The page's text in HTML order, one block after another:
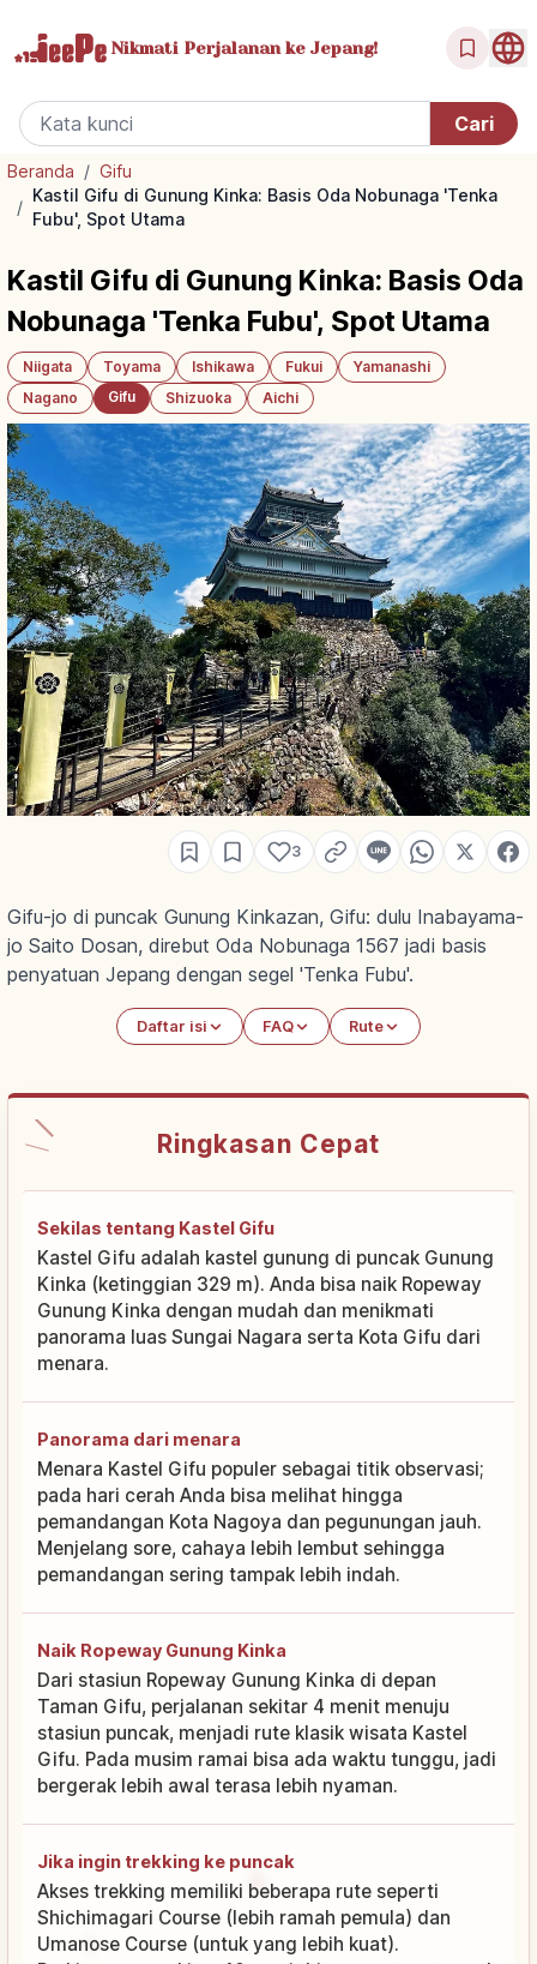
Nikmati Perjalanan ke Jepang!
Beranda / Gifu
/
Kastil Gifu di Gunung Kinka: Basis Oda Nobunaga 'Tenka
Fubu', Spot Utama
Kastil Gifu di Gunung Kinka: Basis Oda
Nobunaga 'Tenka Fubu', Spot Utama
Niigata Toyama Ishikawa Fukui
Yamanashi
Nagano
Gifu Shizuoka Aichi
3
Gifu-jo di puncak Gunung Kinkazan, Gifu: dulu Inabayama-
jo Saito Dosan, direbut Oda Nobunaga 1567 jadi basis
penyatuan Jepang dengan segel 'Tenka Fubu'.
Daftar isi FAQ Rute
Ringkasan Cepat
Sekilas tentang Kastel Gifu
Kastel Gifu adalah kastel gunung di puncak Gunung
Kinka (ketinggian 329 m). Anda bisa naik Ropeway
Gunung Kinka dengan mudah dan menikmati
panorama luas Sungai Nagara serta Kota Gifu dari
menara.
Panorama dari menara
Menara Kastel Gifu populer sebagai titik observasi;
pada hari cerah Anda bisa melihat hingga
pemandangan Kota Nagoya dan pegunungan jauh.
Menjelang sore, cahaya lebih lembut sehingga
pemandangan sering tampak lebih indah.
Naik Ropeway Gunung Kinka
Dari stasiun Ropeway Gunung Kinka di depan
Taman Gifu, perjalanan sekitar 4 menit menuju
stasiun puncak, menjadi rute klasik wisata Kastel
Gifu. Pada musim ramai bisa ada waktu tunggu, jadi
bergerak lebih awal terasa lebih nyaman.
Jika ingin trekking ke puncak
Akses trekking memiliki beberapa rute seperti
Shichimagari Course (lebih ramah pemula) dan
Umanose Course (untuk yang lebih kuat).